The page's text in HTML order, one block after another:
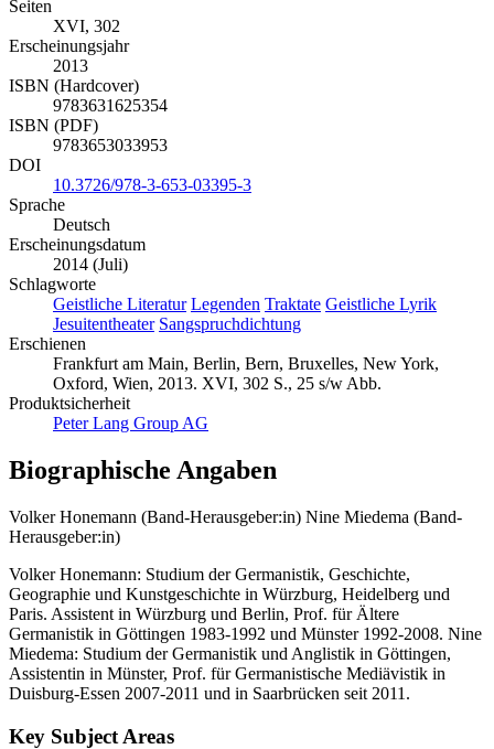
Seiten
XVI, 302
Erscheinungsjahr
2013
ISBN (Hardcover)
9783631625354
ISBN (PDF)
9783653033953
DOI
10.3726/978-3-653-03395-3
Sprache
Deutsch
Erscheinungsdatum
2014 (Juli)
Schlagworte
Geistliche Literatur Legenden Traktate Geistliche Lyrik
Jesuitentheater Sangspruchdichtung
Erschienen
Frankfurt am Main, Berlin, Bern, Bruxelles, New York,
Oxford, Wien, 2013. XVI, 302 S., 25 s/w Abb.
Produktsicherheit
Peter Lang Group AG
Biographische Angaben
Volker Honemann (Band-Herausgeber:in) Nine Miedema (Band-
Herausgeber:in)
Volker Honemann: Studium der Germanistik, Geschichte,
Geographie und Kunstgeschichte in Würzburg, Heidelberg und
Paris. Assistent in Würzburg und Berlin, Prof. für Ältere
Germanistik in Göttingen 1983-1992 und Münster 1992-2008. Nine
Miedema: Studium der Germanistik und Anglistik in Göttingen,
Assistentin in Münster, Prof. für Germanistische Mediävistik in
Duisburg-Essen 2007-2011 und in Saarbrücken seit 2011.
Key Subject Areas